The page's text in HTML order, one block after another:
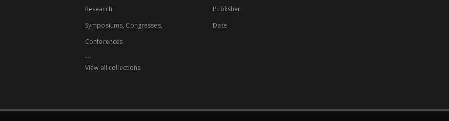
Research
Symposiums, Congresses,
Conferences
...
View all collections
Publisher
Date